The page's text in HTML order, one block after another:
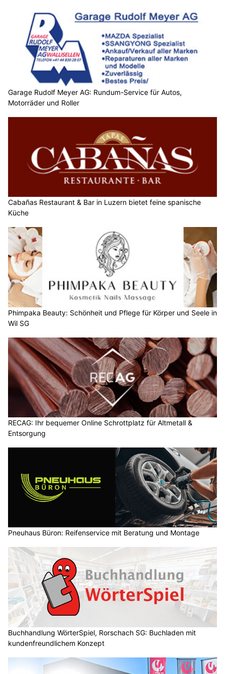
Garage Rudolf Meyer AG: Rundum-Service für Autos,
Motorräder und Roller
Cabañas Restaurant & Bar in Luzern bietet feine spanische
Küche
Phimpaka Beauty: Schönheit und Pflege für Körper und Seele in
Wil SG
RECAG: Ihr bequemer Online Schrottplatz für Altmetall &
Entsorgung
Pneuhaus Büron: Reifenservice mit Beratung und Montage
Buchhandlung WörterSpiel, Rorschach SG: Buchladen mit
kundenfreundlichem Konzept